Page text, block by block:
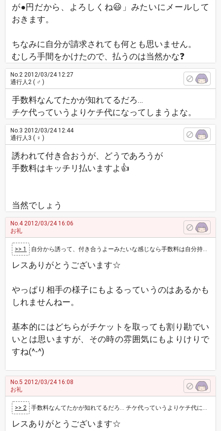
が●円だから、よろしくね😃」みたいにメールして
おきます。
ちなみに自分が請求されても何とも思いません。
むしろ手間をかけたので、払うのは当然かな❓
No.2 2012/03/24 12:27
通行人2 ( ♂ )
手数料なんてたかが知れてるだろ…
チケ代っていうよりケチ代になってしまうよな。
No.3 2012/03/24 12:44
通行人3 ( ♀ )
誘われて付き合おうが、どうであろうが
手数料はキッチリ払いますよ👍
当然でしょう
No.42012/03/24 16:06
お礼
>> 1 自分から誘って、付き合うよーみたいな感じなら手数料は自分持ち、相手も「行きたかったんだー‼」みたいな様子なら割り勘です😃 でもチケット取る…
レスありがとうございます☆
やっぱり相手の様子にもよるっていうのはあるかも
しれませんねー。
基本的にはどちらがチケットを取っても割り勘でい
いとは思いますが、その時の雰囲気にもよりけりで
すね(^-^)
No.5 2012/03/24 16:08
お礼
>> 2 手数料なんてたかが知れてるだろ… チケ代っていうよりケチ代になってしまうよな。
レスありがとうございます☆